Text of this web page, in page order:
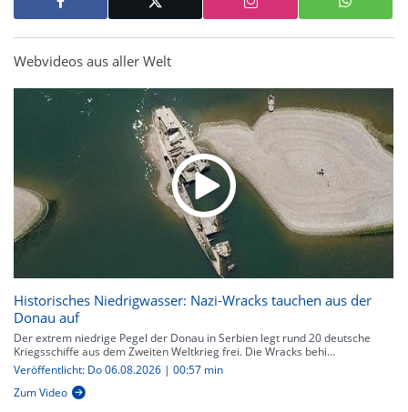
Webvideos aus aller Welt
Historisches Niedrigwasser: Nazi-Wracks tauchen aus der
Donau auf
Der extrem niedrige Pegel der Donau in Serbien legt rund 20 deutsche
Kriegsschiffe aus dem Zweiten Weltkrieg frei. Die Wracks behi...
Veröffentlicht: Do 06.08.2026 | 00:57 min
Zum Video